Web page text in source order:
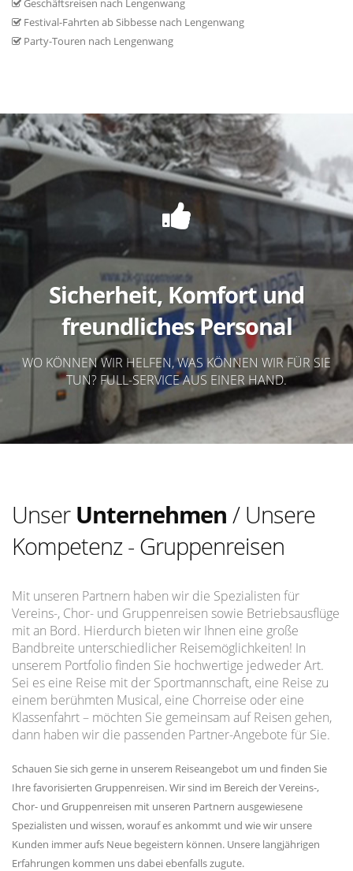
Geschäftsreisen nach Lengenwang
Festival-Fahrten ab Sibbesse nach Lengenwang
Party-Touren nach Lengenwang
Sicherheit, Komfort und
freundliches Personal
WO KÖNNEN WIR HELFEN, WAS KÖNNEN WIR FÜR SIE
TUN? FULL-SERVICE AUS EINER HAND.
Unser Unternehmen / Unsere
Kompetenz - Gruppenreisen
Mit unseren Partnern haben wir die Spezialisten für
Vereins-, Chor- und Gruppenreisen sowie Betriebsausflüge
mit an Bord. Hierdurch bieten wir Ihnen eine große
Bandbreite unterschiedlicher Reisemöglichkeiten! In
unserem Portfolio finden Sie hochwertige jedweder Art.
Sei es eine Reise mit der Sportmannschaft, eine Reise zu
einem berühmten Musical, eine Chorreise oder eine
Klassenfahrt – möchten Sie gemeinsam auf Reisen gehen,
dann haben wir die passenden Partner-Angebote für Sie.
Schauen Sie sich gerne in unserem Reiseangebot um und finden Sie
Ihre favorisierten Gruppenreisen. Wir sind im Bereich der Vereins-,
Chor- und Gruppenreisen mit unseren Partnern ausgewiesene
Spezialisten und wissen, worauf es ankommt und wie wir unsere
Kunden immer aufs Neue begeistern können. Unsere langjährigen
Erfahrungen kommen uns dabei ebenfalls zugute.